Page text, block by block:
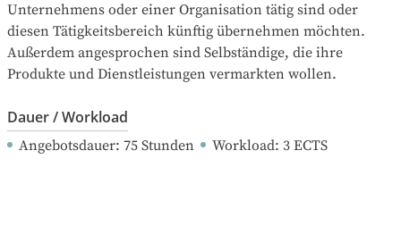
Unternehmens oder einer Organisation tätig sind oder
diesen Tätigkeitsbereich künftig übernehmen möchten.
Außerdem angesprochen sind Selbständige, die ihre
Produkte und Dienstleistungen vermarkten wollen.
Dauer / Workload
Angebotsdauer: 75 Stunden Workload: 3 ECTS